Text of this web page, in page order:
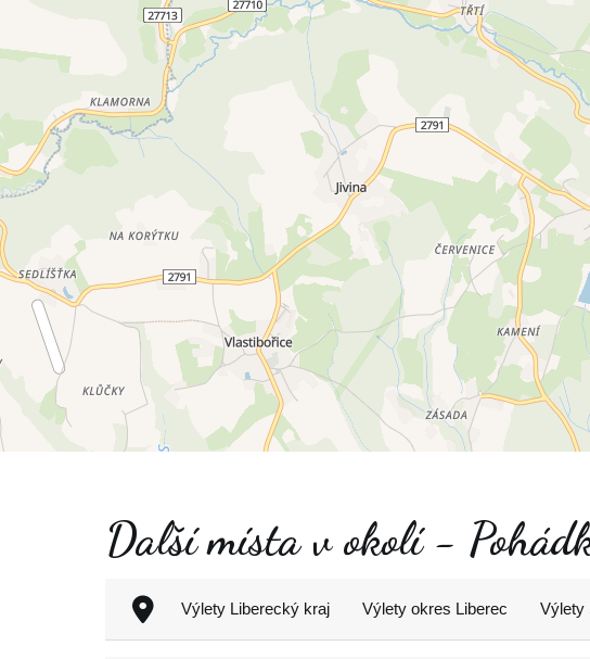
Další místa v okolí -
Výlety Liberecký kraj Výlety okres Liberec Výlety